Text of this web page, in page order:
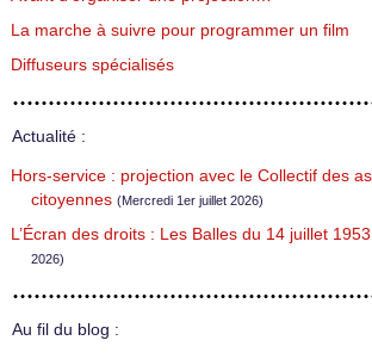
La marche à suivre pour programmer un film
Diffuseurs spécialisés
Actualité :
Hors-service : projection avec le Collectif des
citoyennes (Mercredi 1er juillet 2026)
L’Écran des droits : Les Balles du 14 juillet 1953
2026)
Au fil du blog :